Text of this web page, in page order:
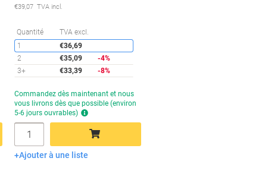
Économies
€39,07 TVA incl.
Quantité TVA excl.
1
€36,69
2
€35,09
-4%
3+
€33,39 -8%
Temporairement
en
rupture
de
stock
Commandez dès maintenant et nous
vous livrons dès que possible (environ
5-6 jours ouvrables)
Quantité
Ajouter au panier
Ajouter à une liste